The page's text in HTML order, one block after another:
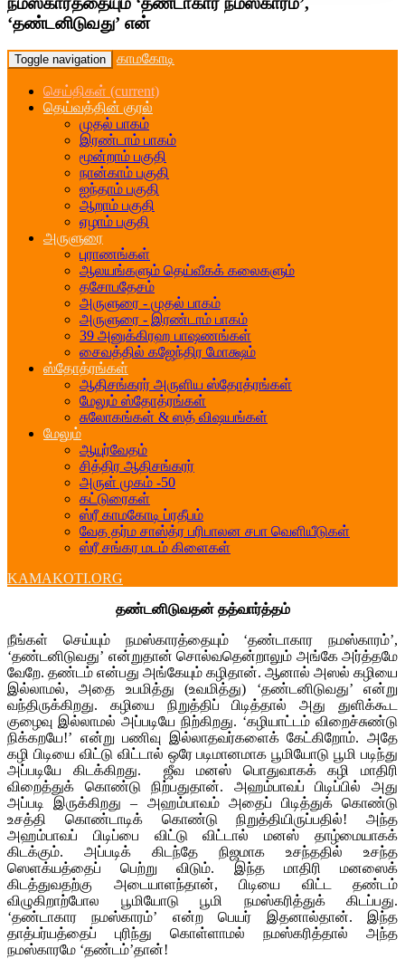
‘தண்டனிடுவது’ என்
Toggle navigation காமகோடி
செய்திகள் (current)
தெய்வத்தின் குரல்
முதல் பாகம்
இரண்டாம் பாகம்
மூன்றாம் பகுதி
நான்காம் பகுதி
ஐந்தாம் பகுதி
ஆறாம் பகுதி
ஏழாம் பகுதி
அருளுரை
புராணங்கள்
ஆலயங்களும் தெய்வீகக் கலைகளும்
தசோபதேசம்
அருளுரை - முதல் பாகம்
அருளுரை - இரண்டாம் பாகம்
39 அனுக்கிரஹ பாஷணங்கள்
சைவத்தில் கஜேந்திர மோக்ஷம்
ஸ்தோத்ரங்கள்
ஆதிசங்கரர் அருளிய ஸ்தோத்ரங்கள்
மேலும் ஸ்தோத்ரங்கள்
சுலோகங்கள் & ஸத் விஷயங்கள்
மேலும்
ஆயுர்வேதம்
சித்திர ஆதிசங்கரர்
அருள் முகம் -50
கட்டுரைகள்
ஸ்ரீ காமகோடி ப்ரதீபம்
வேத தர்ம சாஸ்த்ர பரிபாலன சபா வெளியீடுகள்
ஸ்ரீ சங்கர மடம் கிளைகள்
KAMAKOTI.ORG
தண்டனிடுவதன் தத்வார்த்தம்
நீங்கள் செய்யும் நமஸ்காரத்தையும் ‘தண்டாகார நமஸ்காரம்’,
‘தண்டனிடுவது’ என்றுதான் சொல்வதென்றாலும் அங்கே அர்த்தமே
வேறே. தண்டம் என்பது அங்கேயும் கழிதான். ஆனால் அஸல் கழியை
இல்லாமல், அதை உபமித்து (உவமித்து) ‘தண்டனிடுவது’ என்று
வந்திருக்கிறது. கழியை நிறுத்திப் பிடித்தால் அது துளிக்கூட
குழைவு இல்லாமல் அப்படியே நிற்கிறது. ‘கழியாட்டம் விறைச்சுண்டு
நிக்கறயே!’ என்று பணிவு இல்லாதவர்களைக் கேட்கிறோம். அதே
கழி பிடியை விட்டு விட்டால் ஒரே படிமானமாக பூமியோடு பூமி படிந்து
அப்படியே கிடக்கிறது. ஜீவ மனஸ் பொதுவாகக் கழி மாதிரி
விறைத்துக் கொண்டு நிற்பதுதான். அஹம்பாவப் பிடிப்பில் அது
அப்படி இருக்கிறது – அஹம்பாவம் அதைப் பிடித்துக் கொண்டு
உசத்தி கொண்டாடிக் கொண்டு நிறுத்தியிருப்பதில்! அந்த
அஹம்பாவப் பிடிப்பை விட்டு விட்டால் மனஸ் தாழ்மையாகக்
கிடக்கும். அப்படிக் கிடந்தே நிஜமாக உசந்ததில் உசந்த
ஸெளக்யத்தைப் பெற்று விடும். இந்த மாதிரி மனஸைக்
கிடத்துவதற்கு அடையாளந்தான், பிடியை விட்ட தண்டம்
விழுகிறாற்போல பூமியோடு பூமி நமஸ்கரித்துக் கிடப்பது.
‘தண்டாகார நமஸ்காரம்’ என்ற பெயர் இதனால்தான். இந்த
தாத்பர்யத்தைப் புரிந்து கொள்ளாமல் நமஸ்கரித்தால் அந்த
நமஸ்காரமே ‘தண்டம்’தான்!